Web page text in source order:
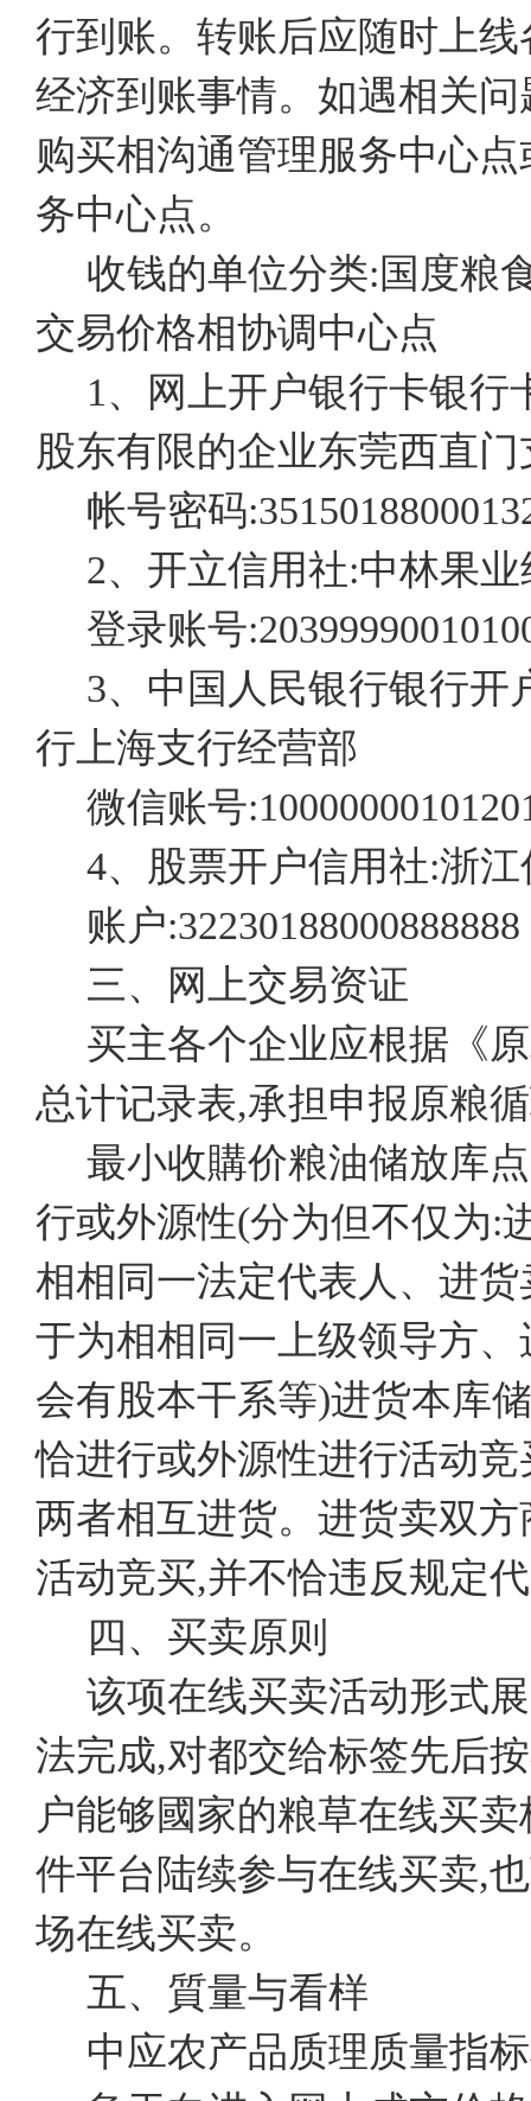
行到账。转账后应随时上
经济到账事情。如遇相关
购买相沟通管理服务中心
务中心点。
收钱的单位分类:国度粮
交易价格相协调中心点
1、网上开户银行卡银
股东有限的企业东莞西直门
帐号密码
2、开立信用社:中林果
登录账号
3、中国人民银行银行开
行上海支行经营部
微信账号
4、股票开户信用社:浙
账户:32230188000888888
三、网上交易资证
买主各个企业应根据《
总计记录表,承担申报原粮
最小收購价粮油储放库
行或外源性(分为但不仅为:
相相同一法定代表人、进
于为相相同一上级领导方
会有股本干系等)进货本库
恰进行或外源性进行活动
两者相互进货。进货卖双
活动竞买,并不恰违反规定
四、买卖原则
该项在线买卖活动形式
法完成,对都交给标签先后
户能够國家的粮草在线买
件平台陆续参与在线买卖,
场在线买卖。
五、質量与看样
中应农产品质理质量指